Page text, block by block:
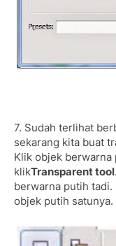
7. Sudah terlihat
sekarang kita buat
Klik objek berwarna
klikTransparent tool
berwarna putih tadi.
objek putih satunya.